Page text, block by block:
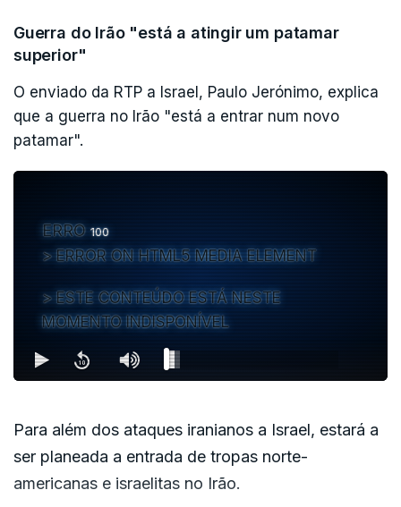
Guerra do Irão "está a atingir um patamar
superior"
O enviado da RTP a Israel, Paulo Jerónimo, explica
que a guerra no Irão "está a entrar num novo
patamar".
ERRO100
ERROR ON HTML5 MEDIA ELEMENT
ESTE CONTEÚDO ESTÁ NESTE
MOMENTO INDISPONÍVEL
Para além dos ataques iranianos a Israel, estará a
ser planeada a entrada de tropas norte-
americanas e israelitas no Irão.